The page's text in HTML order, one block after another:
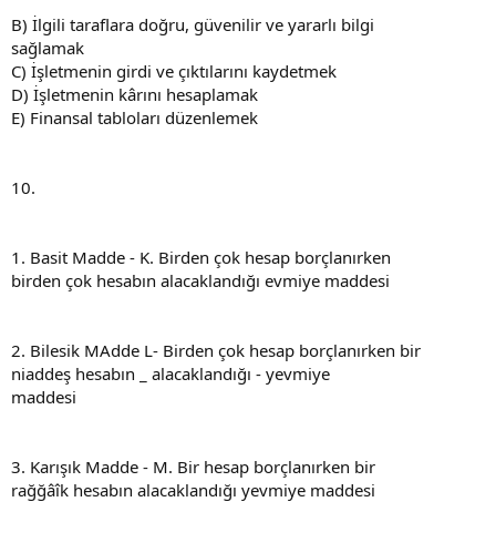
B) İlgili taraflara doğru, güvenilir ve yararlı bilgi
sağlamak
C) İşletmenin girdi ve çıktılarını kaydetmek
D) İşletmenin kârını hesaplamak
E) Finansal tabloları düzenlemek
10.
1. Basit Madde - K. Birden çok hesap borçlanırken
birden çok hesabın alacaklandığı evmiye maddesi
2. Bilesik MAdde L- Birden çok hesap borçlanırken bir
niaddeş hesabın _ alacaklandığı - yevmiye
maddesi
3. Karışık Madde - M. Bir hesap borçlanırken bir
rağğâîk hesabın alacaklandığı yevmiye maddesi